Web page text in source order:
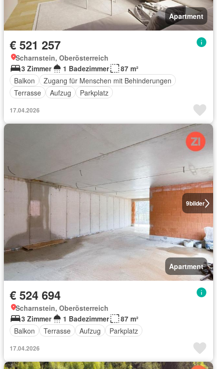
Apartment
€ 521 257
Scharnstein, Oberösterreich
3 Zimmer
1 Badezimmer
87 m²
Balkon
Zugang für Menschen mit Behinderungen
Terrasse
Aufzug Parkplatz
17.04.2026
9bilder
Apartment
€ 524 694
Scharnstein, Oberösterreich
3 Zimmer
1 Badezimmer
87 m²
Balkon
Terrasse Aufzug Parkplatz
17.04.2026